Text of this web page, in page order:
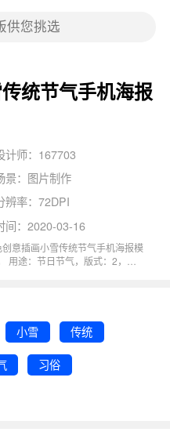
统节气手机海报
计师：167703
景：图片制作
辨率：72DPI
间：2020-03-16
意插画小雪传统节气手机海报模
小雪 传统
习俗